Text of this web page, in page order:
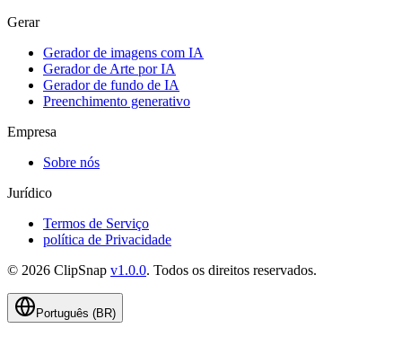
Gerar
Gerador de imagens com IA
Gerador de Arte por IA
Gerador de fundo de IA
Preenchimento generativo
Empresa
Sobre nós
Jurídico
Termos de Serviço
política de Privacidade
© 2026 ClipSnap v1.0.0. Todos os direitos reservados.
Português (BR)